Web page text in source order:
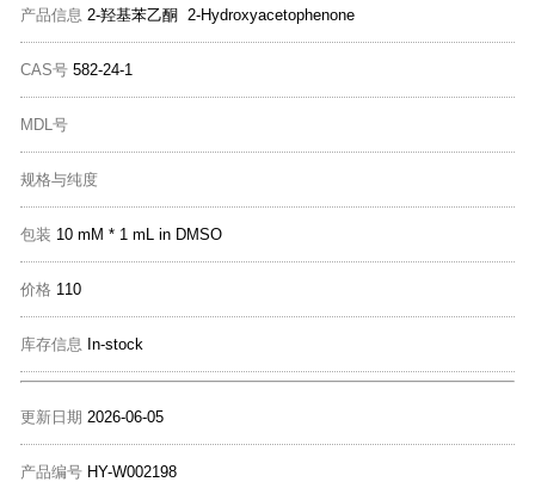
产品信息 2-羟基苯乙酮 2-Hydroxyacetophenone
CAS号 582-24-1
MDL号
规格与纯度
包装 10 mM * 1 mL in DMSO
价格 110
库存信息 In-stock
更新日期 2026-06-05
产品编号 HY-W002198